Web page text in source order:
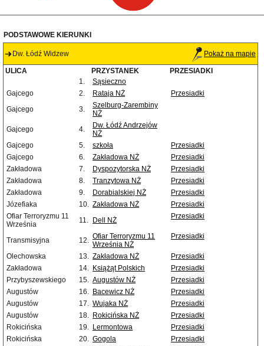
PODSTAWOWE KIERUNKI
Dw. Łódź Widzew Pokaż na mapie
ULICA PRZYSTANEK
PRZESIADKI
1.
Sąsieczno
Gajcego
2. Rataja NŻ
Przesiadki
Gajcego
3.
Szelburg-Zarembiny
NŻ
Gajcego
4.
Dw. Łódź Andrzejów
NŻ
Gajcego
5. szkoła
Przesiadki
Gajcego
6. Zakładowa NŻ
Przesiadki
Zakładowa
7. Dyspozytorska NŻ
Przesiadki
Zakładowa
8. Tranzytowa NŻ
Przesiadki
Zakładowa
9. Dorabialskiej NŻ
Przesiadki
Józefiaka
10. Zakładowa NŻ
Przesiadki
Ofiar Terroryzmu 11
Września
11. Dell NŻ Przesiadki
Transmisyjna 12. Ofiar Terroryzmu 11
Września NŻ
Przesiadki
Olechowska 13. Zakładowa NŻ
Przesiadki
Zakładowa
14. Książąt Polskich
Przesiadki
Przybyszewskiego
15. Augustów NŻ
Przesiadki
Augustów
16. Bacewicz NŻ
Przesiadki
Augustów
17. Wujaka NŻ
Przesiadki
Augustów
18. Rokicińska NŻ
Przesiadki
Rokicińska
19. Lermontowa
Przesiadki
Rokicińska
20. Gogola
Przesiadki